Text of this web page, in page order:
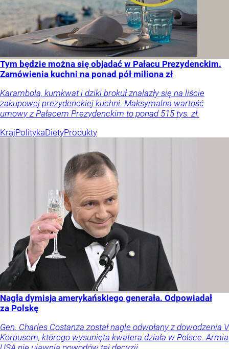
Tym będzie można się objadać w Pałacu Prezydenckim.
Zamówienia kuchni na ponad pół miliona zł
Karambola, kumkwat i dziki brokuł znalazły się na liście
zakupowej prezydenckiej kuchni. Maksymalna wartość
umowy z Pałacem Prezydenckim to ponad 515 tys. zł.
KrajPolitykaDietyProdukty
Nagła dymisja amerykańskiego generała. Odpowiadał
za Polskę
Gen. Charles Costanza został nagle odwołany z dowodzenia V
Korpusem, którego wysunięta kwatera działa w Polsce. Armia